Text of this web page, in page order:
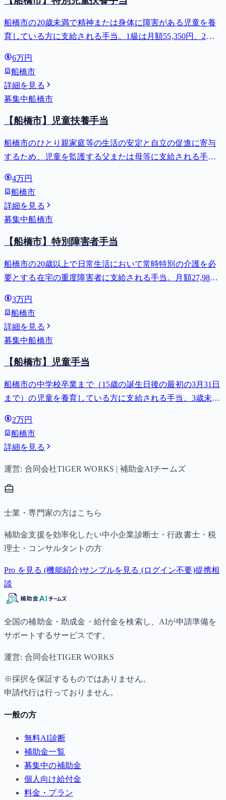
船橋市の20歳未満で精神または身体に障害がある児童を養
育している方に支給される手当。1級は月額55,350円、2級
6万円
船橋市
詳細を見る
募集中船橋市
【船橋市】児童扶養手当
船橋市のひとり親家庭等の生活の安定と自立の促進に寄与
するため、児童を監護する父または母等に支給される手
4万円
船橋市
詳細を見る
募集中船橋市
【船橋市】特別障害者手当
船橋市の20歳以上で日常生活において常時特別の介護を必
要とする在宅の重度障害者に支給される手当。月額27,980
3万円
船橋市
詳細を見る
募集中船橋市
【船橋市】児童手当
船橋市の中学校卒業まで（15歳の誕生日後の最初の3月31日
まで）の児童を養育している方に支給される手当。3歳未満
子以降は15,000円）、中学生は月額10,000円。
2万円
船橋市
詳細を見る
運営: 合同会社TIGER WORKS | 補助金AIチームズ
士業・専門家の方はこちら
補助金支援を効率化したい中小企業診断士・行政書士・税
理士・コンサルタントの方
Pro を見る (機能紹介)サンプルを見る (ログイン不要)提携相
談
全国の補助金・助成金・給付金を検索し、AIが申請準備を
サポートするサービスです。
運営: 合同会社TIGER WORKS
※採択を保証するものではありません。
申請代行は行っておりません。
一般の方
無料AI診断
補助金一覧
募集中の補助金
個人向け給付金
料金・プラン